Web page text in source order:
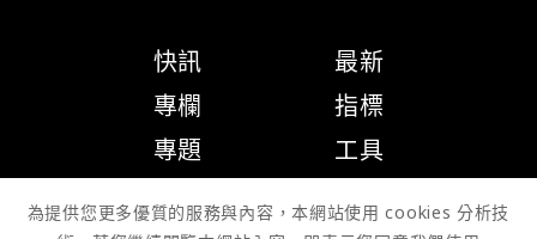
快訊
專欄
專題
最新
指標
工具
為提供您更多優質的服務與內容，本網站使用 cookies 分析技